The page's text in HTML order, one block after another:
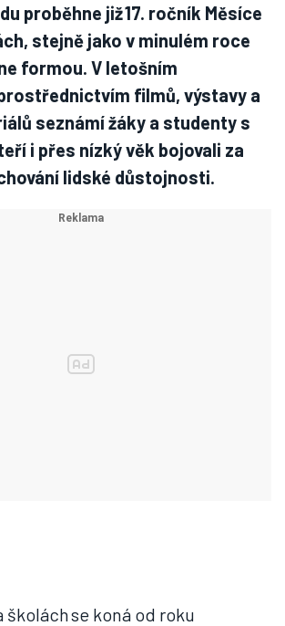
proběhne již 17. ročník Měsíce
stejně jako v minulém roce
formou. V letošním
filmů, výstavy a
seznámí žáky a studenty s
i přes nízký věk bojovali za
lidské důstojnosti.
školách se koná od roku